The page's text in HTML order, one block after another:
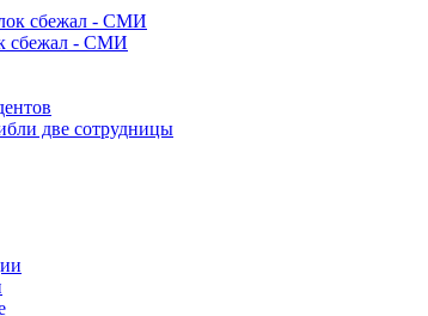
сбежал - СМИ
две сотрудницы